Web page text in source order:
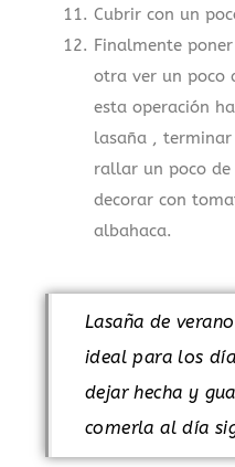
Cubrir con un
Finalmente
otra ver un poco
esta operación
lasaña ,
rallar un poco
decorar con
albahaca.
Lasaña de
ideal para los
dejar hecha y
comerla al día